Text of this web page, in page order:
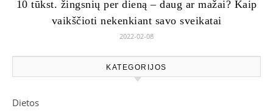
10 tūkst. žingsnių per dieną – daug ar mažai? Kaip
vaikščioti nekenkiant savo sveikatai
2022-02-08
KATEGORIJOS
Dietos